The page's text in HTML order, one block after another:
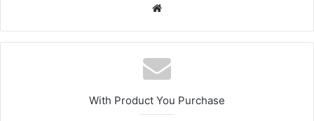
Website
With Product You Purchase